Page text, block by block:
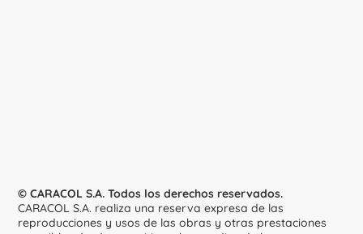
© CARACOL S.A. Todos los derechos reservados.
CARACOL S.A. realiza una reserva expresa de las
reproducciones y usos de las obras y otras prestaciones